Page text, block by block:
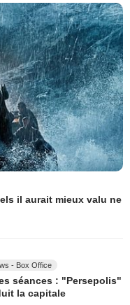
il aurait mieux valu ne
- Box Office
séances : "Persepolis"
la capitale